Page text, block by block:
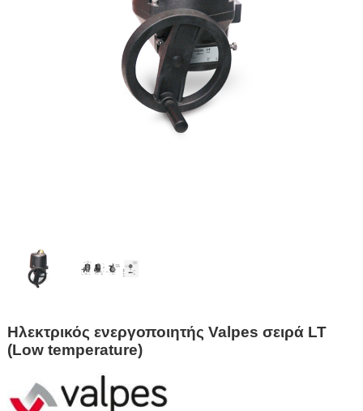
Ηλεκτρικός ενεργοποιητής Valpes σειρά LT
(Low temperature)